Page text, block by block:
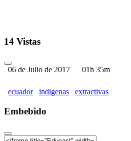
14 Vistas
06 de Julio de 2017 01h 35m
ecuador indigenas extractivas
Embebido